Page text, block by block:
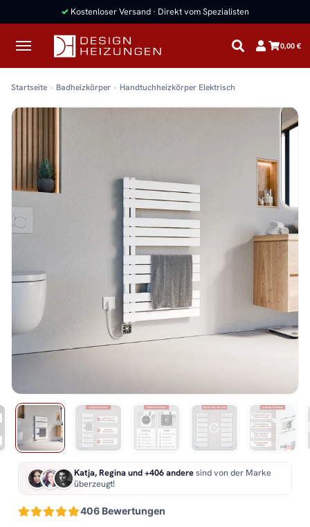
0,00 €
Startseite Badheizkörper Handtuchheizkörper Elektrisch
406 Bewertungen
Katja, Regina und +406 anderesind von der Marke
überzeugt!